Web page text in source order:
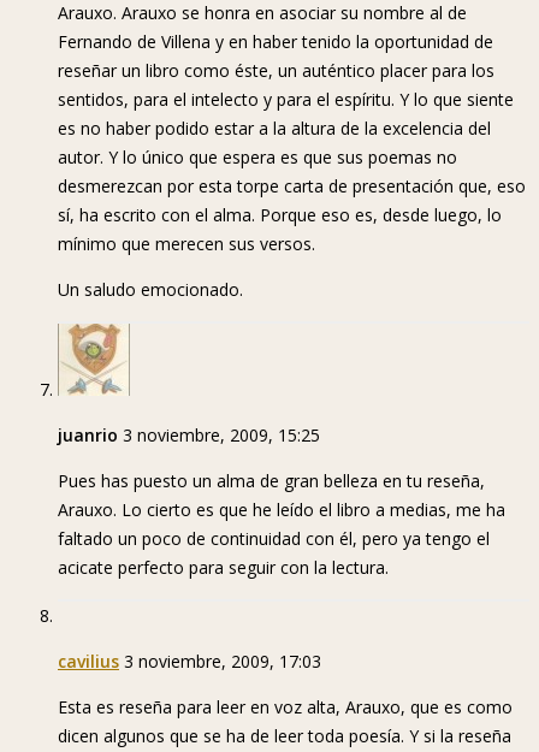
Arauxo. Arauxo se honra en asociar su nombre al de
Fernando de Villena y en haber tenido la oportunidad de
reseñar un libro como éste, un auténtico placer para los
sentidos, para el intelecto y para el espíritu. Y lo que siente
es no haber podido estar a la altura de la excelencia del
autor. Y lo único que espera es que sus poemas no
desmerezcan por esta torpe carta de presentación que, eso
sí, ha escrito con el alma. Porque eso es, desde luego, lo
mínimo que merecen sus versos.
Un saludo emocionado.
juanrio 3 noviembre, 2009, 15:25
Pues has puesto un alma de gran belleza en tu reseña,
Arauxo. Lo cierto es que he leído el libro a medias, me ha
faltado un poco de continuidad con él, pero ya tengo el
acicate perfecto para seguir con la lectura.
cavilius 3 noviembre, 2009, 17:03
Esta es reseña para leer en voz alta, Arauxo, que es como
dicen algunos que se ha de leer toda poesía. Y si la reseña